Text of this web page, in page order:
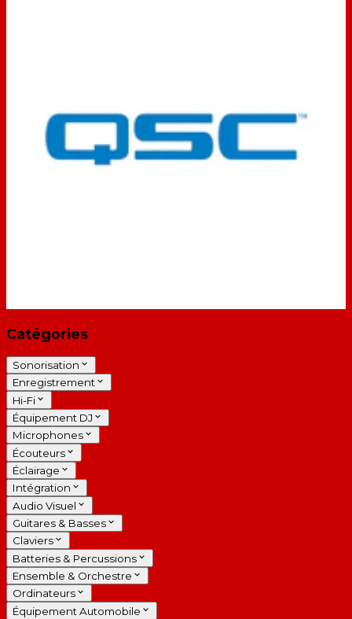
Catégories
Sonorisation
Enregistrement
Hi-Fi
Équipement DJ
Microphones
Écouteurs
Éclairage
Intégration
Audio Visuel
Guitares & Basses
Claviers
Batteries & Percussions
Ensemble & Orchestre
Ordinateurs
Équipement Automobile